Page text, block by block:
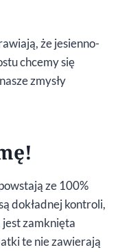
że jesienno-
chcemy się
zmysły
ze 100%
dokładnej kontroli,
zamknięta
te nie zawierają